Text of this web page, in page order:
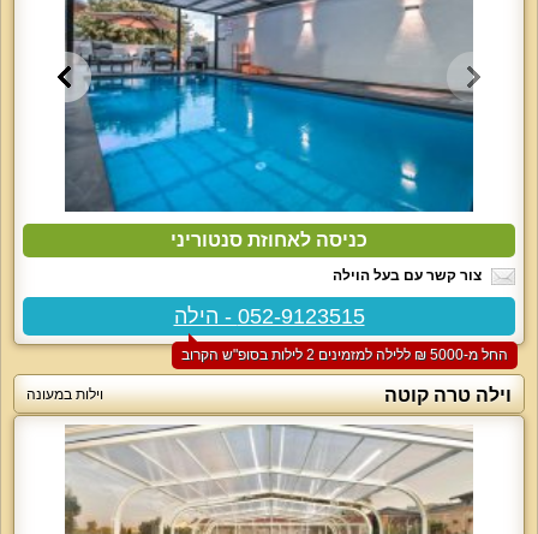
כניסה לאחוזת סנטוריני
צור קשר עם בעל הוילה
052-9123515 - הילה
החל מ-‏5000 ₪ ללילה למזמינים 2 לילות בסופ"ש הקרוב
וילה טרה קוטה וילות במעונה